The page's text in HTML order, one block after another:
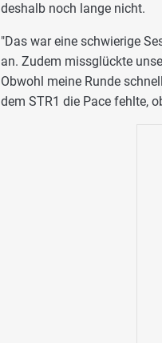
deshalb noch lange nicht.
"Das war eine schwierige
an. Zudem missglückte
Obwohl meine Runde
dem STR1 die Pace fehlte,